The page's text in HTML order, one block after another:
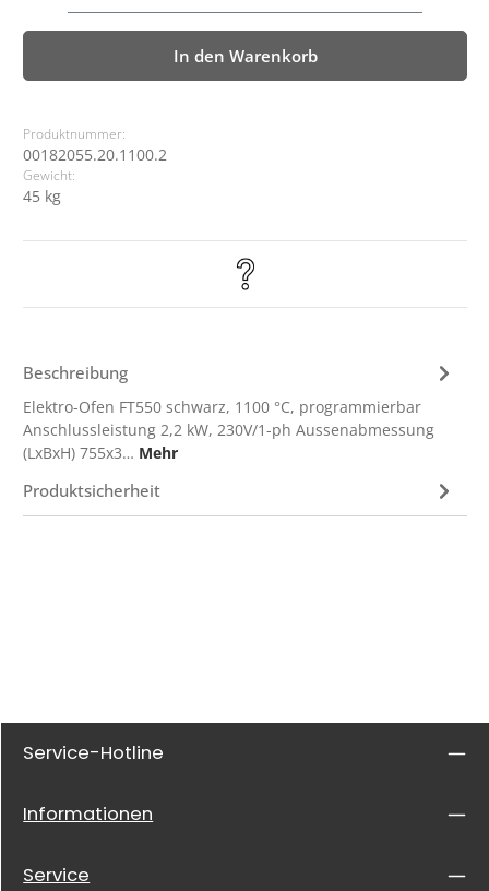
In den Warenkorb
Produktnummer:
00182055.20.1100.2
Gewicht:
45 kg
Beschreibung
Elektro-Ofen FT550 schwarz, 1100 °C, programmierbar
Anschlussleistung 2,2 kW, 230V/1-ph Aussenabmessung
(LxBxH) 755x3… Mehr
Produktsicherheit
Service-Hotline
Informationen
Service